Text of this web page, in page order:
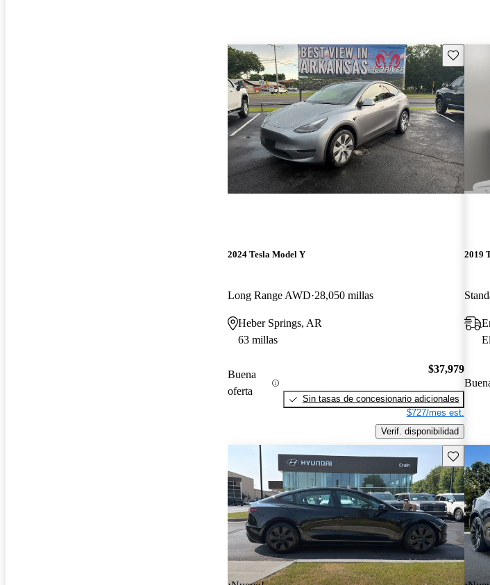
Guarda
2024 Tesla Model Y
Long Range AWD 28,050 millas
Heber Springs, AR
63 millas
Buena
oferta
$37,979
Sin tasas de concesionario adicionales
$727/mes est.
Verif. disponibilidad
2019
Guarda